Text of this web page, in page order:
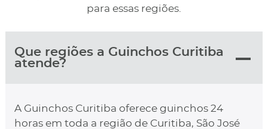
para essas regiões.
Que regiões a Guinchos Curitiba
atende?
A Guinchos Curitiba oferece guinchos 24
horas em toda a região de Curitiba, São José